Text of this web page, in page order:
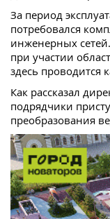
За период
потребовался
инженерных
при участии
здесь проводится
Как рассказал
подрядчики
преобразования